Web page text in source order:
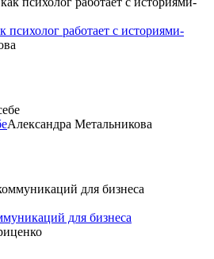
психолог работает с историями-
Александра Метальникова
для бизнеса